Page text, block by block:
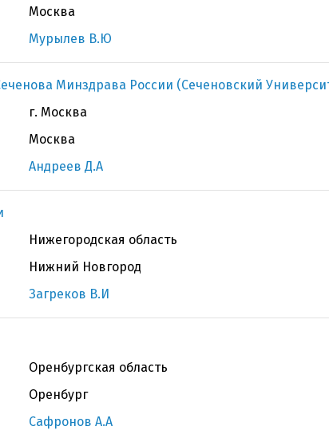
Москва
Мурылев В.Ю
Минздрава России (Сеченовский
г. Москва
Москва
Андреев Д.А
Нижегородская область
Нижний Новгород
Загреков В.И
Оренбургская область
Оренбург
Сафронов А.А